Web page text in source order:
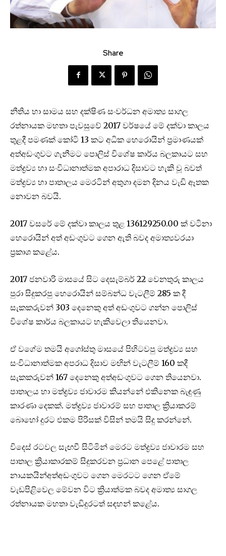
Share
නීතිය හා සාමය සහ දක්ෂිණ සංවර්ධන අමාත්‍ය සාගල
රත්නායක මහතා පැවසුවේ 2017 වර්ෂයේ මේ දක්වා කාලය
තුළදී පමණක් කෝටි 13 කට අධික හෙරොයින් ප්‍රමාණයක්
අත්අඩංගුවට ගැනීමට පොලිස් විශේෂ කාර්ය බලකායට සහ
මත්ද්‍රව්‍ය හා සංවිධානාත්මක අපාරාධ දිසාවට හැකි වූ බවත්
මත්ද්‍රව්‍ය හා පාතාලය මෙරටින් අතුගා දමන දිනය වැඩි ඈතක
නොවන බවයි.
2017 වසරේ මේ දක්වා කාලය තුළ 136129250.00 ක් වටිනා
හෙරොයින් අත් අඩංගුවට ගෙන ඇති බවද අමාත්‍යවරයා
ප්‍රකාශ කළේය.
2017 ජනවාරි මාසයේ සිට දෙසැම්බර් 22 වෙනතුරු කාලය
පුරා සිදුකරපු හෙරොයින් සම්බන්ධ වැටලීම් 285 ක දී
සැකකරුවන් 303 දෙනෙකු අත් අඩංගුවට ගන්න පොලිස්
විශේෂ කාර්ය බලකායට හැකිවෙලා තියෙනවා.
ඒ වගේම තමයි අගෝස්තු මාසයේ පිහිටවපු මත්ද්‍රව්‍ය සහ
සංවිධානාත්මක අපරාධ දිසාව මඟින් වැටලීම් 160 කදී
සැකකරුවන් 167 දෙනෙකු අත්අඩංගුවට ගෙන තියෙනවා.
පාතාලය හා මත්ද්‍රව්‍ය ජාවාරම කියන්නේ එකිනෙක බැඳුණු
කාරණා දෙකක්. මත්ද්‍රව්‍ය ජාවාරම් සහ පාතාල ක්‍රියාකරම්
බොහෝ දුරට එකම පිරිසක් විසින් තමයි සිදු කරන්නේ.
විදෙස් රටවල සැඟවී සිටිමින් මෙරට මත්ද්‍රව්‍ය ජාවාරම සහ
පාතාල ක්‍රියාකාරකම් සිදුකරවන ප්‍රධාන පෙළේ පාතාල
නායකයින්අත්අඩංගුවට ගෙන මෙරටට ගෙන ඒමේ
වැඩපිළිවෙල මේවන විට ක්‍රියාත්මක බවද අමාත්‍ය සාගල
රත්නායක මහතා වැඩිදුරටත් සඳහන් කළේය.